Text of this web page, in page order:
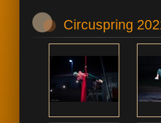
Circuspring